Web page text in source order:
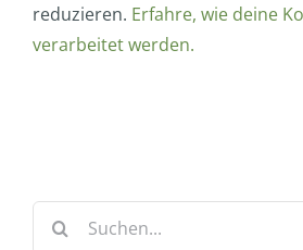
reduzieren. Erfahre, wie deine
verarbeitet werden.
Suche